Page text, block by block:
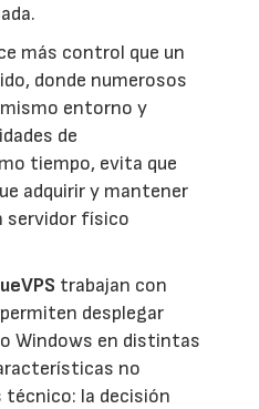
más control que un
donde numerosos
entorno y
de
tiempo, evita que
adquirir y mantener
servidor físico
trabajan con
desplegar
Windows en distintas
no
la decisión